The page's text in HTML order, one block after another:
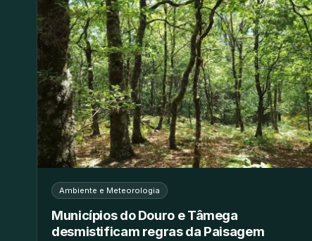
Ambiente e Meteorologia
Municípios do Douro e Tâmega
desmistificam regras da Paisagem